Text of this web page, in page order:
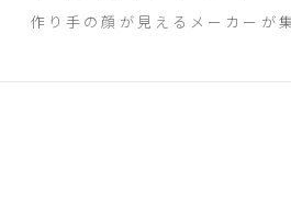
作り手の顔が見えるメーカーが